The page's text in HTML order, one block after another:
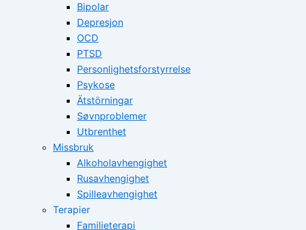
Bipolar
Depresjon
OCD
PTSD
Personlighetsforstyrrelse
Psykose
Ätstörningar
Søvnproblemer
Utbrenthet
Missbruk
Alkoholavhengighet
Rusavhengighet
Spilleavhengighet
Terapier
Familieterapi